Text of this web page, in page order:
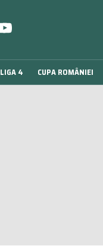
LIGA 4 CUPA ROMÂNIEI